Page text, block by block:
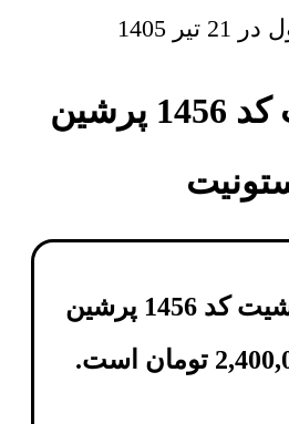
در 21 تیر 1405
ماربل شیت کد 1456 پرشین
قیمت ماربل شیت کد 1456 پرشین
تومان است.